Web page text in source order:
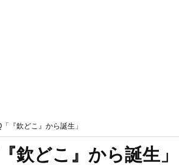
『欽どこ』から誕生」
欽どこ』から誕生」